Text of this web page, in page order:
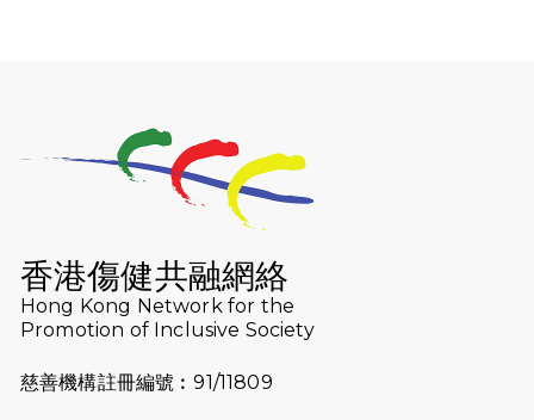
2026-07-23
猛龍長跑隊恆常練習 - 7月23日
（19:00開始）
猛龍長跑隊恆常練習 - 7月16日
2026-07-10
【猛龍戈壁118公里分享暨香港傷健共
融網絡15周年晚宴】
2026-07-09
猛龍長跑隊恆常練習 - 7月9日（19:00
香港傷健共融網絡
Hong Kong Network for the
Promotion of Inclusive Society
慈善機構註冊編號︰91/11809